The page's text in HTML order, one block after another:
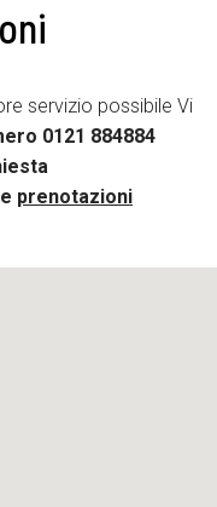
servizio possibile Vi
0121 884884
e prenotazioni